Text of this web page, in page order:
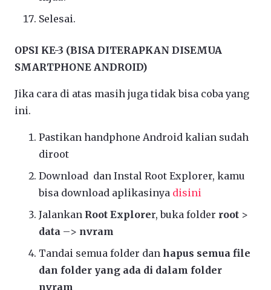
Selesai.
OPSI KE-3 (BISA DITERAPKAN DISEMUA
SMARTPHONE ANDROID)
Jika cara di atas masih juga tidak bisa coba yang
ini.
Pastikan handphone Android kalian sudah
diroot
Download dan Instal Root Explorer, kamu
bisa download aplikasinya disini
Jalankan Root Explorer, buka folder root >
data –> nvram
Tandai semua folder dan hapus semua file
dan folder yang ada di dalam folder
nvram